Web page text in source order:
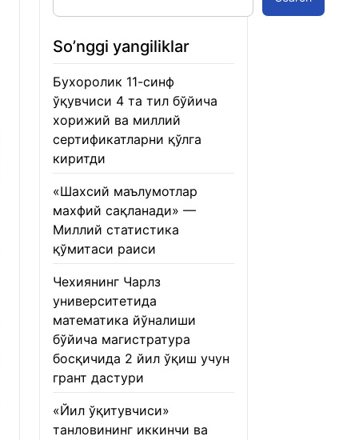
So’nggi yangiliklar
Бухоролик 11-синф
ўқувчиси 4 та тил бўйича
хорижий ва миллий
сертификатларни қўлга
киритди
«Шахсий маълумотлар
махфий сақланади» —
Миллий статистика
қўмитаси раиси
Чехиянинг Чарлз
университетида
математика йўналиши
бўйича магистратура
босқичида 2 йил ўқиш учун
грант дастури
«Йил ўқитувчиси»
танловининг иккинчи ва